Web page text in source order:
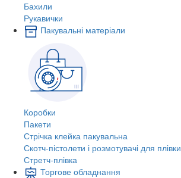
Бахили
Рукавички
Пакувальні матеріали
Коробки
Пакети
Стрічка клейка пакувальна
Скотч-пістолети і розмотувачі для плівки
Стретч-плівка
Торгове обладнання